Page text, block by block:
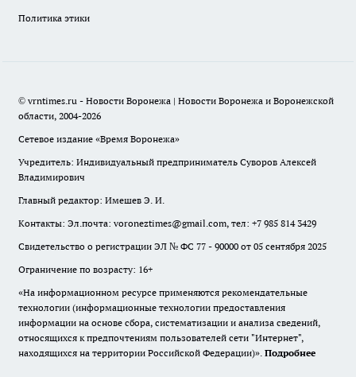
Политика этики
© vrntimes.ru - Новости Воронежа | Новости Воронежа и Воронежской
области, 2004-2026
Сетевое издание «Время Воронежа»
Учредитель: Индивидуальный предприниматель Суворов Алексей
Владимирович
Главный редактор: Имешев Э. И.
Контакты: Эл.почта: voroneztimes@gmail.com, тел: +7 985 814 3429
Свидетельство о регистрации ЭЛ № ФС 77 - 90000 от 05 сентября 2025
Ограничение по возрасту: 16+
«На информационном ресурсе применяются рекомендательные
технологии (информационные технологии предоставления
информации на основе сбора, систематизации и анализа сведений,
относящихся к предпочтениям пользователей сети "Интернет",
находящихся на территории Российской Федерации)». Подробнее